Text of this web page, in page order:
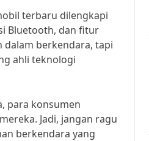
terbaru dilengkapi
Bluetooth, dan fitur
dalam berkendara, tapi
ahli teknologi
para konsumen
Jadi, jangan ragu
berkendara yang